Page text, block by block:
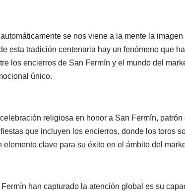
se nos viene a la mente la
esta tradición centenaria hay un fenómeno que
los encierros de San Fermín y el mundo del
único.
religiosa en honor a San Fermín,
que incluyen los encierros, donde los toros
clave para su éxito en el ámbito del
han capturado la atención global es su